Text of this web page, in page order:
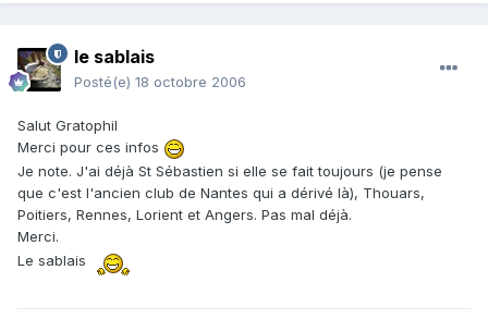
le sablais
Posté(e) 18 octobre 2006
Salut Gratophil
Merci pour ces infos
Je note. J'ai déjà St Sébastien si elle se fait toujours (je pense
que c'est l'ancien club de Nantes qui a dérivé là), Thouars,
Poitiers, Rennes, Lorient et Angers. Pas mal déjà.
Merci.
Le sablais